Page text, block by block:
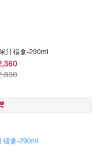
汁禮盒-290ml